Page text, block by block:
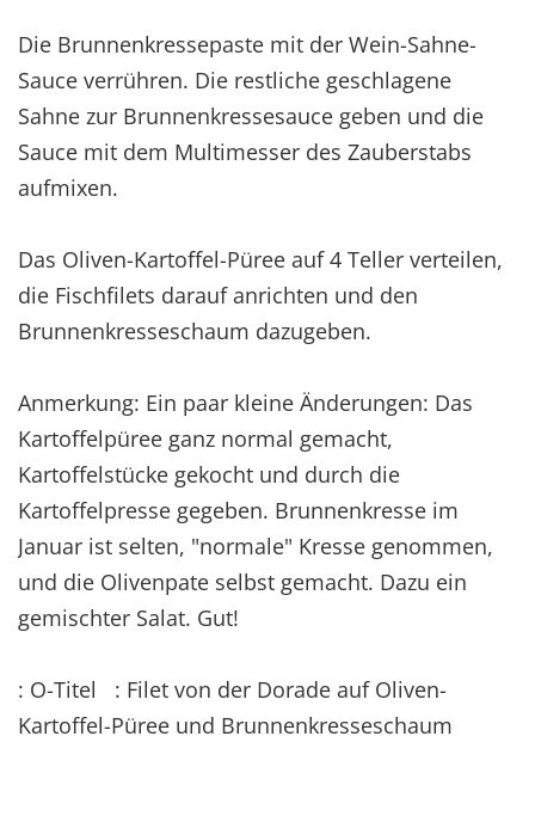
Die Brunnenkressepaste mit der Wein-Sahne-
Sauce verrühren. Die restliche geschlagene
Sahne zur Brunnenkressesauce geben und die
Sauce mit dem Multimesser des Zauberstabs
aufmixen.
Das Oliven-Kartoffel-Püree auf 4 Teller verteilen,
die Fischfilets darauf anrichten und den
Brunnenkresseschaum dazugeben.
Anmerkung: Ein paar kleine Änderungen: Das
Kartoffelpüree ganz normal gemacht,
Kartoffelstücke gekocht und durch die
Kartoffelpresse gegeben. Brunnenkresse im
Januar ist selten, "normale" Kresse genommen,
und die Olivenpate selbst gemacht. Dazu ein
gemischter Salat. Gut!
: O-Titel : Filet von der Dorade auf Oliven-
Kartoffel-Püree und Brunnenkresseschaum